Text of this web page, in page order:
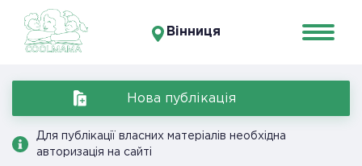
Вінниця
Нова публікація
Для публікації власних матеріалів необхідна
авторизація на сайті